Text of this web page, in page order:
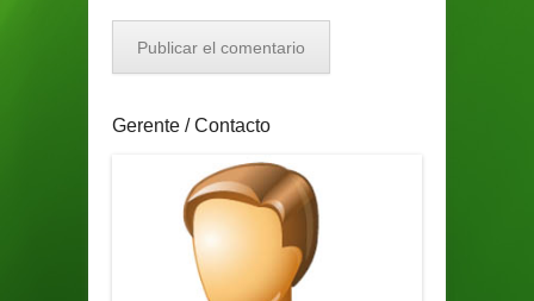
Gerente / Contacto